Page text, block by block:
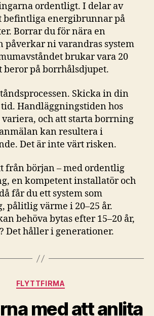
ordentligt. I delar av
befintliga energibrunnar på
Borrar du för nära en
ni varandras system
brukar vara 20
beror på borrhålsdjupet.
Skicka in din
Handläggningstiden hos
variera, och att starta borrning
kan resultera i
Det är inte värt risken.
från början – med ordentlig
en kompetent installatör och
får du ett system som
pålitlig värme i 20–25 år.
behöva bytas efter 15–20 år,
Det håller i generationer.
Kategorier
FLYTTFIRMA
med att anlita